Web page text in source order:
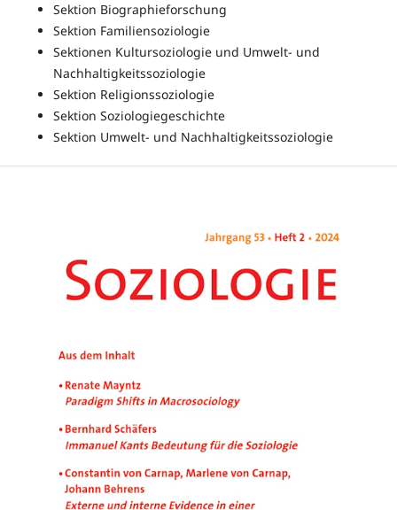
Sektion Biographieforschung
Sektion Familiensoziologie
Sektionen Kultursoziologie und Umwelt- und
Nachhaltigkeitssoziologie
Sektion Religionssoziologie
Sektion Soziologiegeschichte
Sektion Umwelt- und Nachhaltigkeitssoziologie